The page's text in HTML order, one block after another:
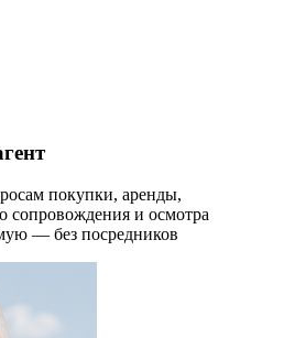
покупки, аренды,
сопровождения и осмотра
— без посредников